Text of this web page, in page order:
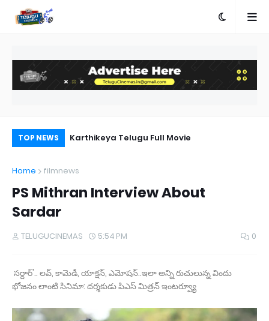
TOP NEWS Karthikeya Telugu Full Movie
Home filmnews
PS Mithran Interview About
Sardar
TELUGUCINEMAS 5:54 PM 0
సర్దార్'.. లవ్, కామెడీ, యాక్షన్, ఎమోషన్..ఇలా అన్ని రుచులున్న విందు
భోజనం లాంటి సినిమా: దర్శకుడు పిఎస్ మిత్రన్ ఇంటర్వ్యూ